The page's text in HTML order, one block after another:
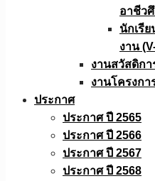
อาชีว
นักเรี
งาน
งานสวัสดิก
งานโครงกา
ประกาศ
ประกาศ ปี 2565
ประกาศ ปี 2566
ประกาศ ปี 2567
ประกาศ ปี 2568